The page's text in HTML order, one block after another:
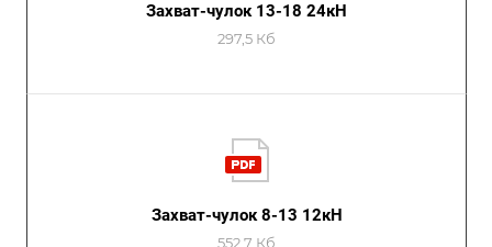
Захват-чулок 13-18 24кН
297,5 Кб
Захват-чулок 8-13 12кН
552,7 Кб